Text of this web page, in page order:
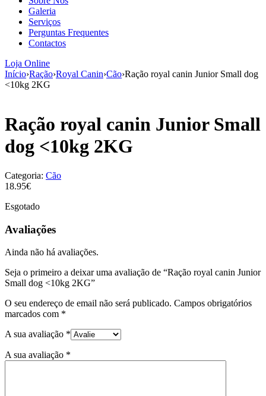
Galeria
Serviços
Perguntas Frequentes
Contactos
Loja Online
Início›Ração›Royal Canin›Cão›Ração royal canin Junior Small dog
<10kg 2KG
Ração royal canin Junior Small
dog <10kg 2KG
Categoria: Cão
18.95€
Esgotado
Avaliações
Ainda não há avaliações.
Seja o primeiro a deixar uma avaliação de “Ração royal canin Junior
Small dog <10kg 2KG”
O seu endereço de email não será publicado. Campos obrigatórios
marcados com *
A sua avaliação *
A sua avaliação *
aumenta a
probabilidade
de ver
conteúdo e
ofertas